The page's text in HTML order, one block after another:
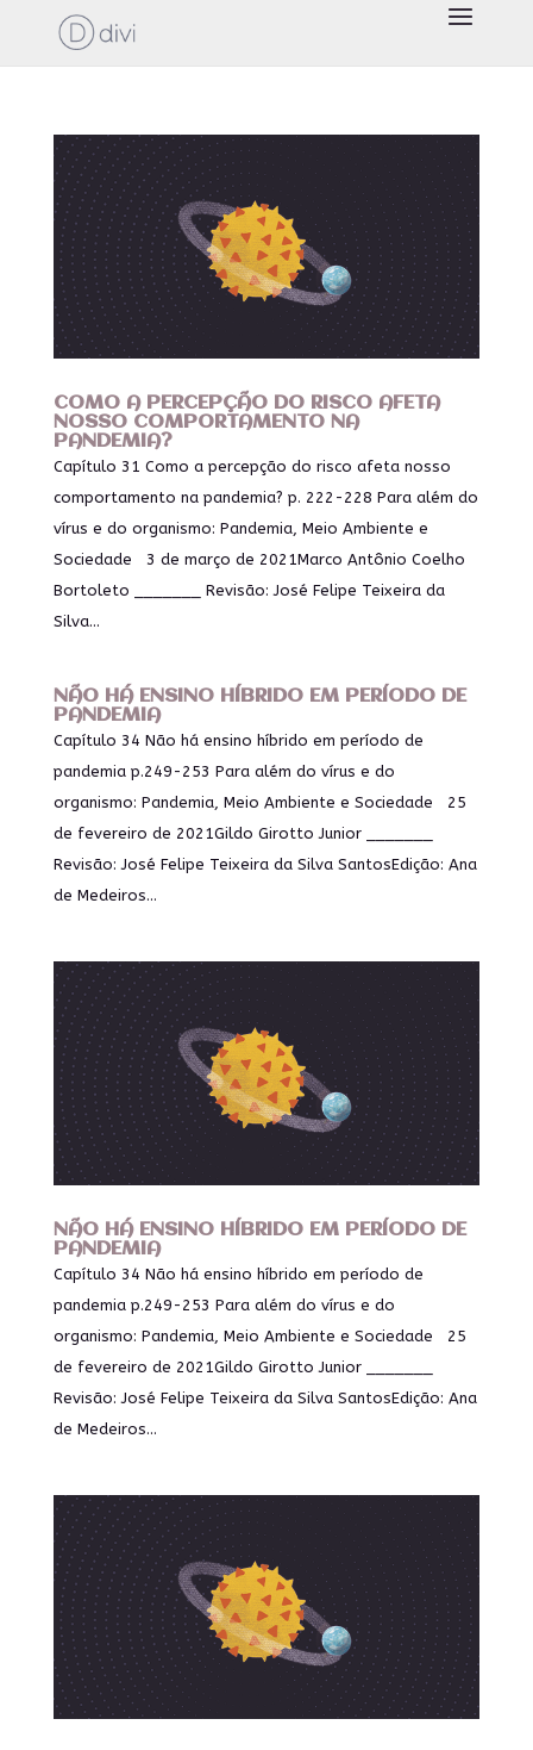
COMO A PERCEPÇÃO DO RISCO AFETA
NOSSO COMPORTAMENTO NA
PANDEMIA?
Capítulo 31 Como a percepção do risco afeta nosso
comportamento na pandemia? p. 222-228 Para além do
vírus e do organismo: Pandemia, Meio Ambiente e
Sociedade 3 de março de 2021Marco Antônio Coelho
Bortoleto _______ Revisão: José Felipe Teixeira da
Silva...
NÃO HÁ ENSINO HÍBRIDO EM PERÍODO DE
PANDEMIA
Capítulo 34 Não há ensino híbrido em período de
pandemia p.249-253 Para além do vírus e do
organismo: Pandemia, Meio Ambiente e Sociedade 25
de fevereiro de 2021Gildo Girotto Junior _______
Revisão: José Felipe Teixeira da Silva SantosEdição: Ana
de Medeiros...
NÃO HÁ ENSINO HÍBRIDO EM PERÍODO DE
PANDEMIA
Capítulo 34 Não há ensino híbrido em período de
pandemia p.249-253 Para além do vírus e do
organismo: Pandemia, Meio Ambiente e Sociedade 25
de fevereiro de 2021Gildo Girotto Junior _______
Revisão: José Felipe Teixeira da Silva SantosEdição: Ana
de Medeiros...